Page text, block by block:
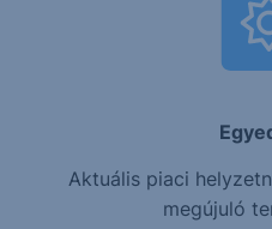
Aktuális piaci
megújuló